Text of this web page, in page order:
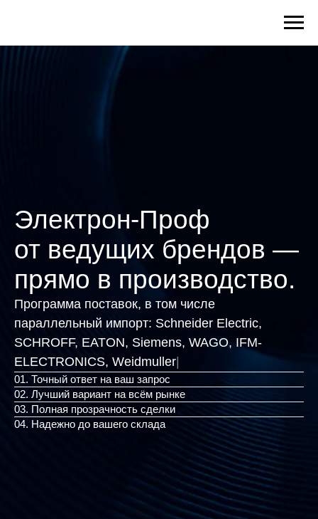
Электрон-Проф
от ведущих брендов —
прямо в производство.
Программа поставок, в том числе
параллельный импорт: Schneider Electric,
SCHROFF, EATON, Siemens, WAGO, IFM-
ELECTRONICS, Weidmuller
01. Точный ответ на ваш запрос
02. Лучший вариант на всём рынке
03. Полная прозрачность сделки
04. Надежно до вашего склада